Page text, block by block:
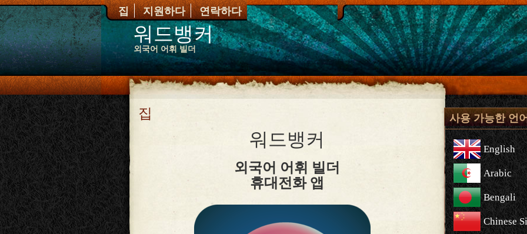
워드뱅커
외국어 어휘 빌더
집 지원하다 연락하다
집
워드뱅커
외국어 어휘 빌더
휴대전화 앱
사용 가능한 언
English
Arabic
Bengali
Chinese